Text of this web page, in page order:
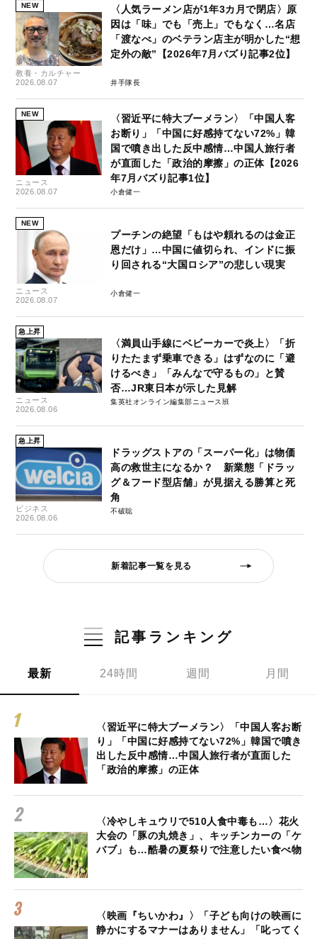
NEW
教養・カルチャー
2026.08.07
〈人気ラーメン店が1年3カ月で閉店〉原
因は「味」でも「売上」でもなく…名店
「渡なべ」のベテラン店主が明かした“想
定外の敵”【2026年7月バズり記事2位】
井手隊長
NEW
ニュース
2026.08.07
〈習近平に特大ブーメラン〉「中国人客
お断り」「中国に好感持てない72%」韓
国で噴き出した反中感情…中国人旅行者
が直面した「政治的摩擦」の正体【2026
年7月バズり記事1位】
小倉健一
NEW
ニュース
2026.08.07
プーチンの絶望「もはや頼れるのは金正
恩だけ」…中国に値切られ、インドに振
り回される“大国ロシア”の悲しい現実
小倉健一
急上昇
ニュース
2026.08.06
〈満員山手線にベビーカーで炎上〉「折
りたたまず乗車できる」はずなのに「避
けるべき」「みんなで守るもの」と賛
否…JR東日本が示した見解
集英社オンライン編集部ニュース班
急上昇
ビジネス
2026.08.06
ドラッグストアの「スーパー化」は物価
高の救世主になるか？ 新業態「ドラッ
グ＆フード型店舗」が見据える勝算と死
角
不破聡
新着記事一覧を見る
記事ランキング
最新 24時間 週間 月間
〈習近平に特大ブーメラン〉「中国人客お断
り」「中国に好感持てない72%」韓国で噴き
出した反中感情…中国人旅行者が直面した
「政治的摩擦」の正体
〈冷やしキュウリで510人食中毒も…〉花火
大会の「豚の丸焼き」、キッチンカーの「ケ
バブ」も…酷暑の夏祭りで注意したい食べ物
〈映画『ちいかわ』〉「子ども向けの映画に
静かにするマナーはありません」「叱ってく